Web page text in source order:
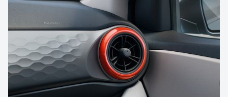
galería
imágenes